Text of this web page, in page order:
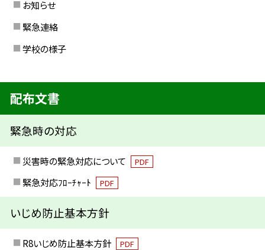
お知らせ
緊急連絡
学校の様子
配布文書
緊急時の対応
災害時の緊急対応について PDF
緊急対応ﾌﾛｰﾁｬｰﾄ PDF
いじめ防止基本方針
R8いじめ防止基本方針 PDF